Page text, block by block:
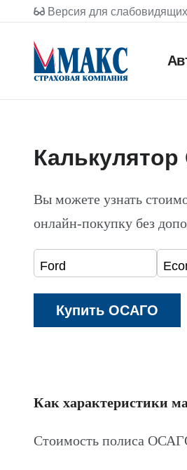
Версия для слабовидящих
Вы можете узнать
онлайн-покупку без
Как характеристики
Стоимость полиса